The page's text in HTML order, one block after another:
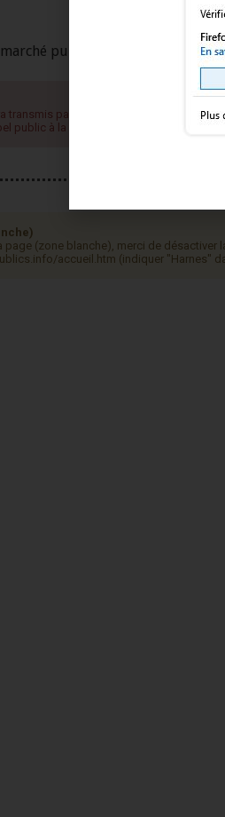
publics en cours pour la
transmis par mail. Conformément à la
public à la concurrence sur son site.
page (zone blanche), merci de
accueil.htm (indiquer "Harnes"